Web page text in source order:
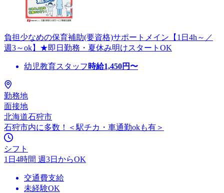
負担少なめの保育補助(要資格)サポートメイン【1日4h～／
週3～ok】★即日勤務・夏休み明けスタートOK
幼児教育スタッフ 時給1,450円〜
勤務地
面接地
北海道石狩市
石狩市内に多数！＜駅チカ・車通勤okも有＞
シフト
1日4時間 週3日からOK
交通費支給
未経験OK